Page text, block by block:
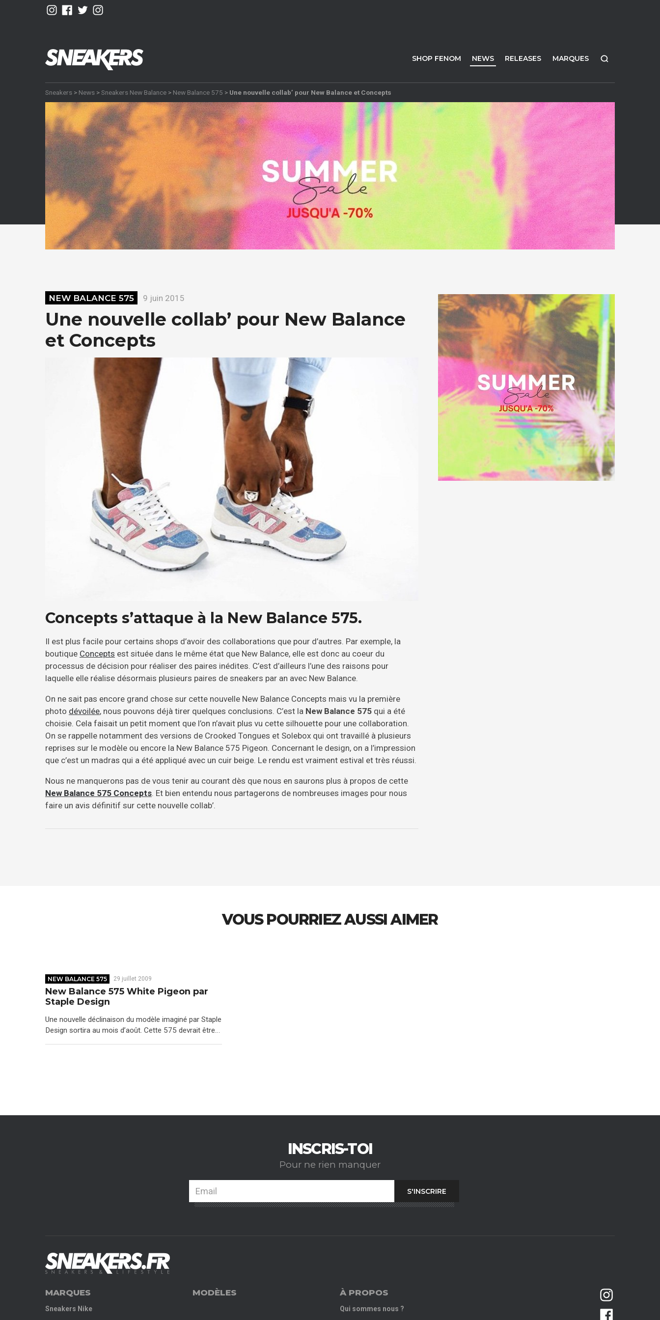
SHOP FENOM NEWS RELEASES MARQUES
Sneakers > News >Sneakers New Balance > New Balance 575 > Une nouvelle collab’ pour New Balance et Concepts
NEW BALANCE 575 9 juin 2015
Une nouvelle collab’ pour New Balance
et Concepts
Concepts s’attaque à la New Balance 575.
Il est plus facile pour certains shops d’avoir des collaborations que pour d’autres. Par exemple, la
boutique Concepts est située dans le même état que New Balance, elle est donc au coeur du
processus de décision pour réaliser des paires inédites. C’est d’ailleurs l’une des raisons pour
laquelle elle réalise désormais plusieurs paires de sneakers par an avec New Balance.
On ne sait pas encore grand chose sur cette nouvelle New Balance Concepts mais vu la première
photo dévoilée, nous pouvons déjà tirer quelques conclusions. C’est la New Balance 575 qui a été
choisie. Cela faisait un petit moment que l’on n’avait plus vu cette silhouette pour une collaboration.
On se rappelle notamment des versions de Crooked Tongues et Solebox qui ont travaillé à plusieurs
reprises sur le modèle ou encore la New Balance 575 Pigeon. Concernant le design, on a l’impression
que c’est un madras qui a été appliqué avec un cuir beige. Le rendu est vraiment estival et très réussi.
Nous ne manquerons pas de vous tenir au courant dès que nous en saurons plus à propos de cette
New Balance 575 Concepts. Et bien entendu nous partagerons de nombreuses images pour nous
faire un avis définitif sur cette nouvelle collab’.
VOUS POURRIEZ AUSSI AIMER
NEW BALANCE 575 29 juillet 2009
New Balance 575 White Pigeon par
Staple Design
Une nouvelle déclinaison du modèle imaginé par Staple
Design sortira au mois d’août. Cette 575 devrait être…
INSCRIS-TOI
Pour ne rien manquer
MARQUES
Sneakers Nike
MODÈLES À PROPOS
Qui sommes nous ?